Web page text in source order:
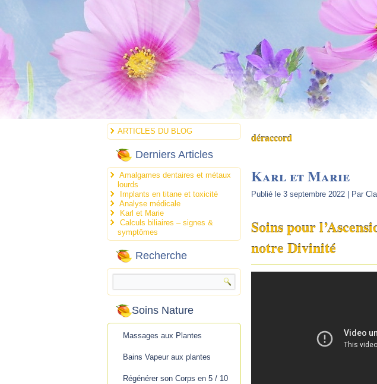
ARTICLES DU BLOG
Derniers Articles
Amalgames dentaires et métaux
lourds
Implants en titane et toxicité
Analyse médicale
Karl et Marie
Calculs biliaires – signes &
symptômes
Recherche
Soins Nature
Massages aux Plantes
Bains Vapeur aux plantes
Régénérer son Corps en 5 / 10
déraccord
Karl et Marie
Publié le 3 septembre 2022 Par
Soins pour
notre Divinité